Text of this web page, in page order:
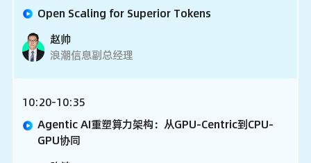
Open Scaling for Superior Tokens
赵帅
浪潮信息副总经理
10:20-10:35
Agentic AI重塑算力架构：从GPU-Centric到CPU-
GPU协同